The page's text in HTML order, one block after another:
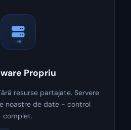
Propriu
resurse partajate. Servere
noastre de date - control
complet.